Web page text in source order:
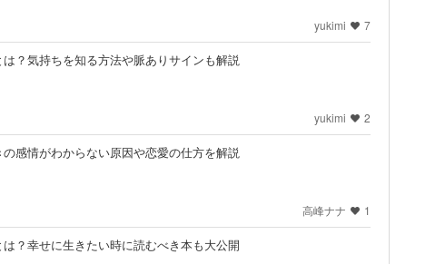
yukimi 7
？気持ちを知る方法や脈ありサインも解説
yukimi 2
感情がわからない原因や恋愛の仕方を解説
高峰ナナ 1
？幸せに生きたい時に読むべき本も大公開